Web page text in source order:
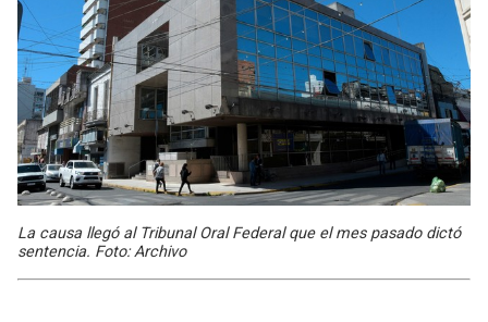
La causa llegó al Tribunal Oral Federal que el mes pasado dictó
sentencia. Foto: Archivo